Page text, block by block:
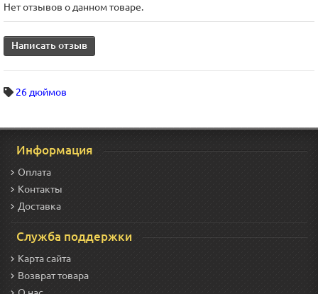
Нет отзывов о данном товаре.
Написать отзыв
26 дюймов
Информация
Оплата
Контакты
Доставка
Служба поддержки
Карта сайта
Возврат товара